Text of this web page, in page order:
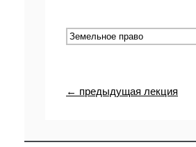
← предыдущая лекция